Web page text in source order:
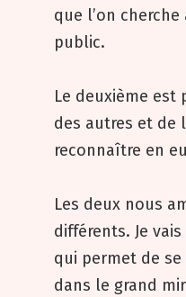
que l’on
public.
Le deuxième est
des autres et de
reconnaître en
Les deux nous
différents. Je
qui permet de
dans le grand